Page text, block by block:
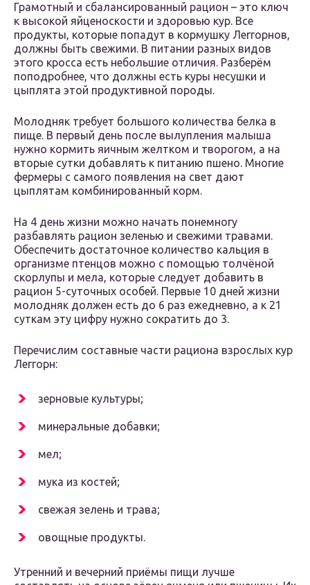
Грамотный и сбалансированный рацион – это ключ
к высокой яйценоскости и здоровью кур. Все
продукты, которые попадут в кормушку Леггорнов,
должны быть свежими. В питании разных видов
этого кросса есть небольшие отличия. Разберём
поподробнее, что должны есть куры несушки и
цыплята этой продуктивной породы.
Молодняк требует большого количества белка в
пище. В первый день после вылупления малыша
нужно кормить яичным желтком и творогом, а на
вторые сутки добавлять к питанию пшено. Многие
фермеры с самого появления на свет дают
цыплятам комбинированный корм.
На 4 день жизни можно начать понемногу
разбавлять рацион зеленью и свежими травами.
Обеспечить достаточное количество кальция в
организме птенцов можно с помощью толчёной
скорлупы и мела, которые следует добавить в
рацион 5-суточных особей. Первые 10 дней жизни
молодняк должен есть до 6 раз ежедневно, а к 21
суткам эту цифру нужно сократить до 3.
Перечислим составные части рациона взрослых кур
Леггорн:
зерновые культуры;
минеральные добавки;
мел;
мука из костей;
свежая зелень и трава;
овощные продукты.
Утренний и вечерний приёмы пищи лучше